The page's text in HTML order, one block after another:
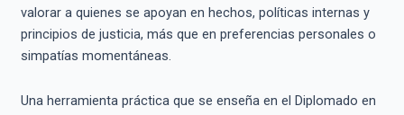
valorar a quienes se apoyan en hechos, políticas internas y
principios de justicia, más que en preferencias personales o
simpatías momentáneas.
Una herramienta práctica que se enseña en el Diplomado en